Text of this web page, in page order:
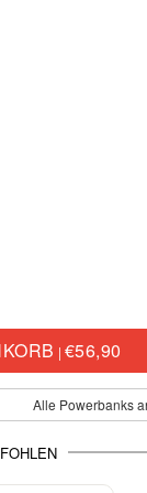
| €56,90
Alle Powerbanks